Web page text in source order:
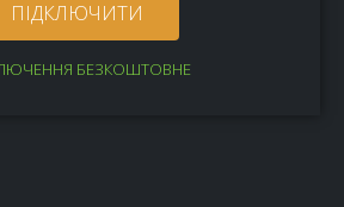
ПІДКЛЮЧИТИ
БЕЗКОШТОВНЕ